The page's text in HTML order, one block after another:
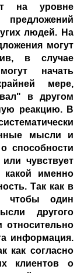
на уровне
людей. На
могут
в случае
начать
мере,
в другом
реакцию. В
мысли и
способности
чувствует
именно
Так как в
чтобы один
другого
относительно
информация.
как согласно
клиентов о